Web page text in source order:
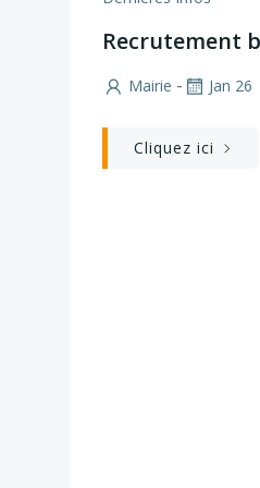
Recrutement
Mairie - Jan 26
Cliquez ici